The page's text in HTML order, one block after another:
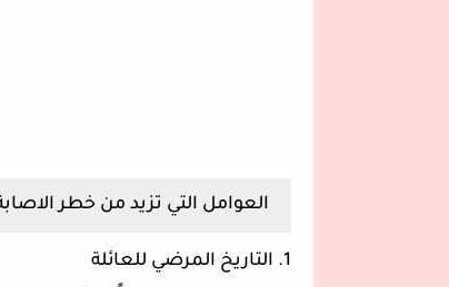
العوامل التي تزيد من خطر
1. التاريخ المرضي للعائلة